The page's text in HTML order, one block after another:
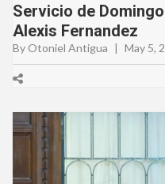
Servicio de
Alexis Fernandez
By Otoniel Antigua | May 5,